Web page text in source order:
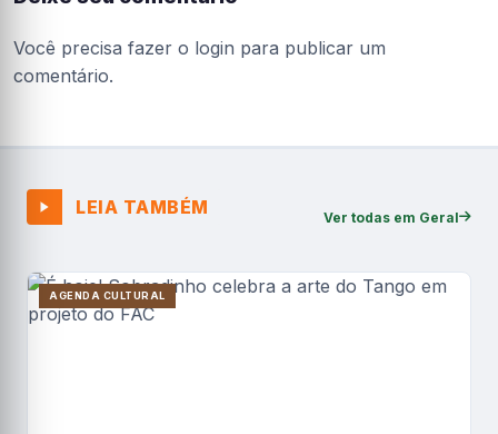
Você precisa fazer o login para publicar um
comentário.
LEIA TAMBÉM Ver todas em Geral
AGENDA CULTURAL